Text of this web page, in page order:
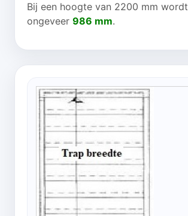
Bij een hoogte van 2200 mm
ongeveer 986 mm.